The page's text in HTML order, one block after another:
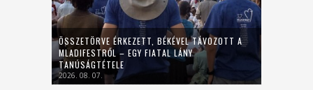
ÖSSZETÖRVE ÉRKEZETT, BÉKÉVEL TÁVOZOTT A
MLADIFESTRŐL – EGY FIATAL LÁNY
TANÚSÁGTÉTELE
2026. 08. 07.